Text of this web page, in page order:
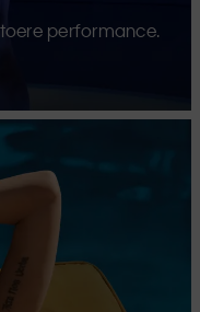
performance.